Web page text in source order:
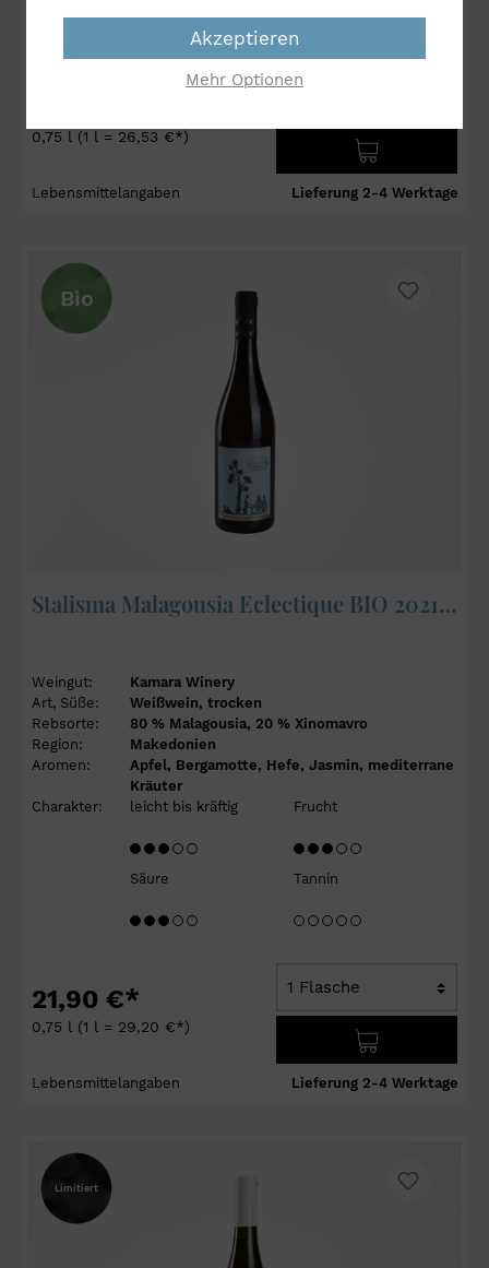
0,75 l (1 l = 26,53 €*)
Lebensmittelangaben Lieferung 2-4 Werktage
Bio
Stalisma Malagousia Eclectique BIO 2021 - Kamara Winery
Weingut:
Kamara Winery
Art, Süße:
Weißwein, trocken
Rebsorte:
80 % Malagousia, 20 % Xinomavro
Region:
Makedonien
Aromen:
Apfel, Bergamotte, Hefe, Jasmin, mediterrane
Kräuter
Charakter:
leicht bis kräftig Frucht
Säure Tannin
21,90 €*
0,75 l (1 l = 29,20 €*)
Lebensmittelangaben Lieferung 2-4 Werktage
Limitiert
Akzeptieren
Mehr Optionen